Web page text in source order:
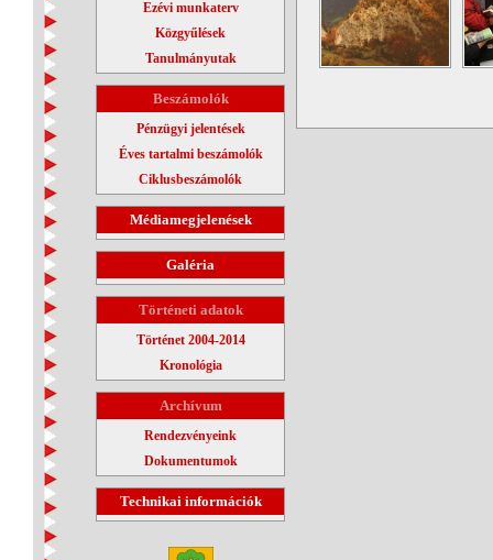
Ezévi munkaterv
Közgyűlések
Tanulmányutak
Beszámolók
Pénzügyi jelentések
Éves tartalmi beszámolók
Ciklusbeszámolók
Médiamegjelenések
Galéria
Történeti adatok
Történet 2004-2014
Kronológia
Archívum
Rendezvényeink
Dokumentumok
Technikai információk